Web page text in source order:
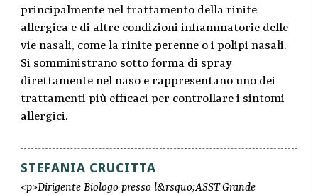
principalmente nel trattamento della rinite
allergica e di altre condizioni infiammatorie delle
vie nasali, come la rinite perenne o i polipi nasali.
Si somministrano sotto forma di spray
direttamente nel naso e rappresentano uno dei
trattamenti più efficaci per controllare i sintomi
allergici.
STEFANIA CRUCITTA
<p>Dirigente Biologo presso l&rsquo;ASST Grande